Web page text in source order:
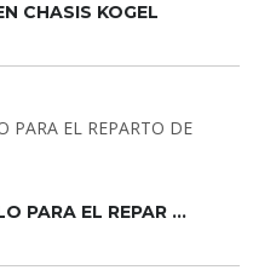
CHASIS KOGEL
PARA EL REPAR ...